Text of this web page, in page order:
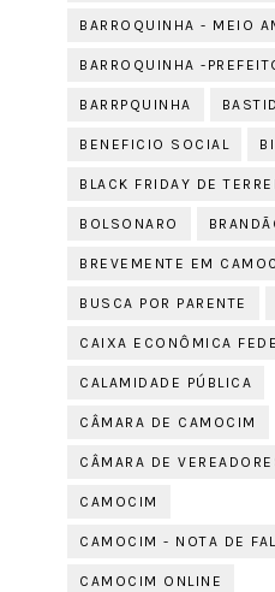
BARROQUINHA - MEIO
BARROQUINHA -
BARRPQUINHA
BENEFICIO SOCIAL
BLACK FRIDAY DE
BOLSONARO
BREVEMENTE EM
BUSCA POR PARENTE
CAIXA ECONÔMICA
CALAMIDADE PÚBLICA
CÂMARA DE CAMOCIM
CÂMARA DE
CAMOCIM
CAMOCIM - NOTA DE
CAMOCIM ONLINE